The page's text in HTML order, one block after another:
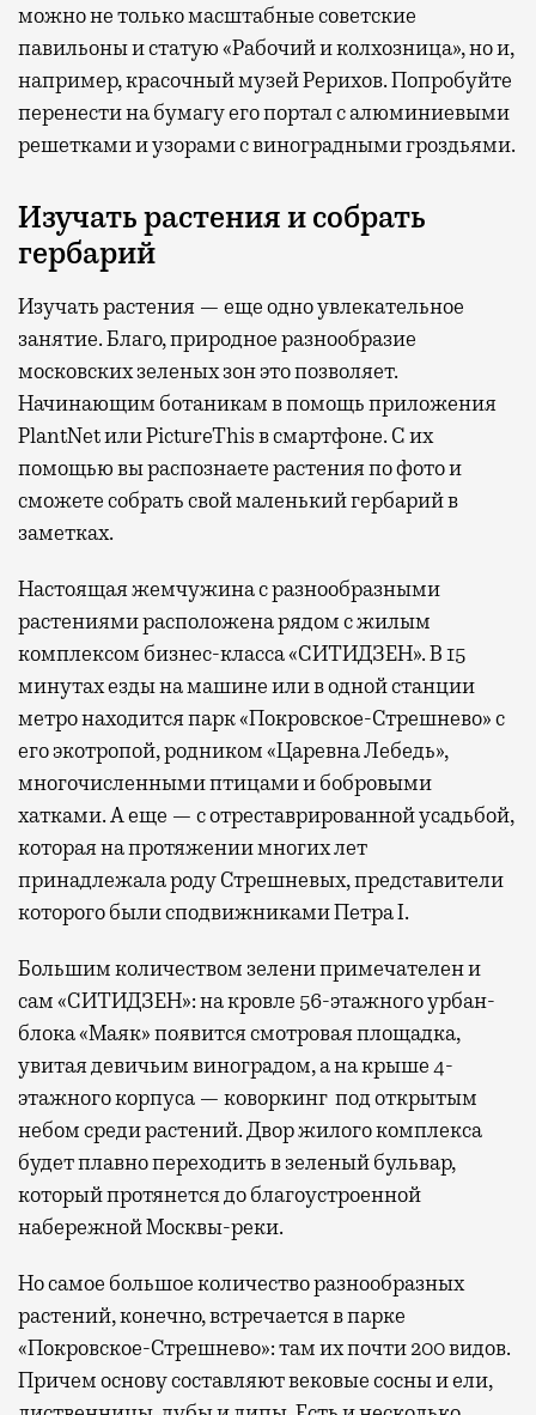
можно не только масштабные советские
павильоны и статую «Рабочий и колхозница», но и,
например, красочный музей Рерихов. Попробуйте
перенести на бумагу его портал с алюминиевыми
решетками и узорами с виноградными гроздьями.
Изучать растения и собрать
гербарий
Изучать растения — еще одно увлекательное
занятие. Благо, природное разнообразие
московских зеленых зон это позволяет.
Начинающим ботаникам в помощь приложения
PlantNet или PictureThis в смартфоне. С их
помощью вы распознаете растения по фото и
сможете собрать свой маленький гербарий в
заметках.
Настоящая жемчужина с разнообразными
растениями расположена рядом с жилым
комплексом бизнес-класса «СИТИДЗЕН». В 15
минутах езды на машине или в одной станции
метро находится парк «Покровское-Стрешнево» с
его экотропой, родником «Царевна Лебедь»,
многочисленными птицами и бобровыми
хатками. А еще — с отреставрированной усадьбой,
которая на протяжении многих лет
принадлежала роду Стрешневых, представители
которого были сподвижниками Петра I.
Большим количеством зелени примечателен и
сам «СИТИДЗЕН»: на кровле 56-этажного урбан-
блока «Маяк» появится смотровая площадка,
увитая девичьим виноградом, а на крыше 4-
этажного корпуса — коворкинг под открытым
небом среди растений. Двор жилого комплекса
будет плавно переходить в зеленый бульвар,
который протянется до благоустроенной
набережной Москвы-реки.
Но самое большое количество разнообразных
растений, конечно, встречается в парке
«Покровское-Стрешнево»: там ихпочти 200 видов.
Причем основу составляют вековые сосны и ели,